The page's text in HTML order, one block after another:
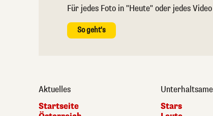
Für jedes Foto in "Heute" oder jedes
So geht's
Aktuelles
Startseite
Stars